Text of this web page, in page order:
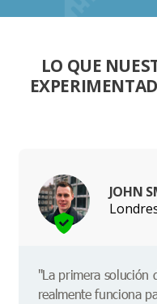
LO QUE
JOHN
"La primera solución
realmente funciona